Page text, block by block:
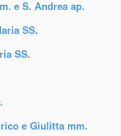
e S. Andrea ap.
SS.
SS.
e Giulitta mm.